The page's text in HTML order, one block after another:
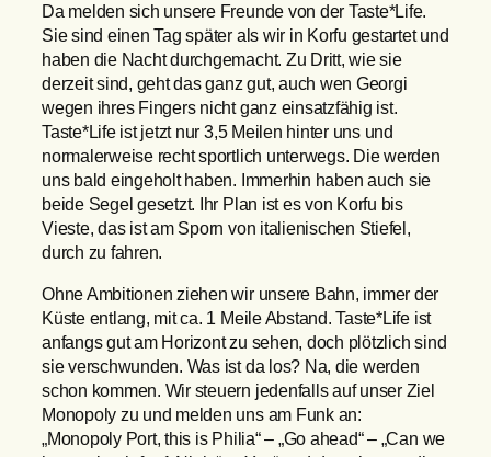
Da melden sich unsere Freunde von der Taste*Life.
Sie sind einen Tag später als wir in Korfu gestartet und
haben die Nacht durchgemacht. Zu Dritt, wie sie
derzeit sind, geht das ganz gut, auch wen Georgi
wegen ihres Fingers nicht ganz einsatzfähig ist.
Taste*Life ist jetzt nur 3,5 Meilen hinter uns und
normalerweise recht sportlich unterwegs. Die werden
uns bald eingeholt haben. Immerhin haben auch sie
beide Segel gesetzt. Ihr Plan ist es von Korfu bis
Vieste, das ist am Sporn von italienischen Stiefel,
durch zu fahren.
Ohne Ambitionen ziehen wir unsere Bahn, immer der
Küste entlang, mit ca. 1 Meile Abstand. Taste*Life ist
anfangs gut am Horizont zu sehen, doch plötzlich sind
sie verschwunden. Was ist da los? Na, die werden
schon kommen. Wir steuern jedenfalls auf unser Ziel
Monopoly zu und melden uns am Funk an:
„Monopoly Port, this is Philia“ – „Go ahead“ – „Can we